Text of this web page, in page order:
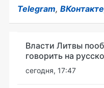
Telegram, ВКонтакте
Власти Литвы
говорить на
сегодня, 17:47